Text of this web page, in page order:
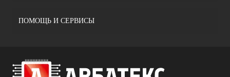
ПОМОЩЬ И СЕРВИСЫ